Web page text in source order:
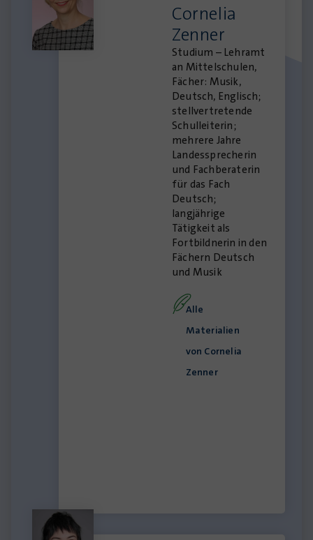
Cornelia
Zenner
Studium – Lehramt
an Mittelschulen,
Fächer: Musik,
Deutsch, Englisch;
stellvertretende
Schulleiterin;
mehrere Jahre
Landessprecherin
und Fachberaterin
für das Fach
Deutsch;
langjährige
Tätigkeit als
Fortbildnerin in den
Fächern Deutsch
und Musik
Alle
Materialien
von Cornelia
Zenner